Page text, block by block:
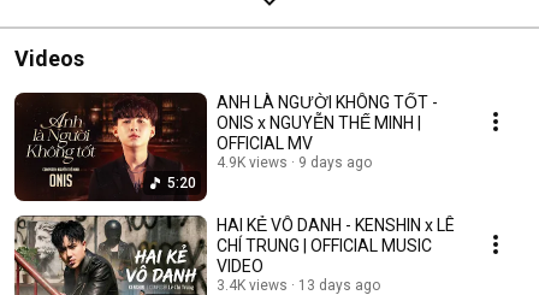
Videos
5:20
ANH LÀ NGƯỜI KHÔNG TỐT -
ONIS x NGUYỄN THẾ MINH |
OFFICIAL MV
4.9K views 9 days ago
HAI KẺ VÔ DANH - KENSHIN x LÊ
CHÍ TRUNG | OFFICIAL MUSIC
VIDEO
3.4K views 13 days ago